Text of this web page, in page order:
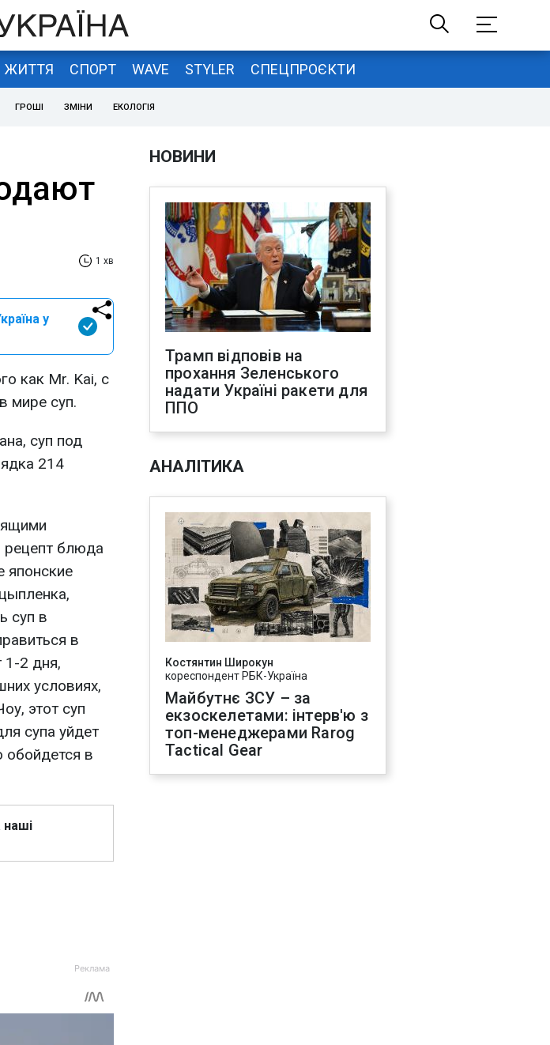
ЖИТТЯ СПОРТ WAVE STYLER СПЕЦПРОЄКТИ
ГРОШІ ЗМІНИ ЕКОЛОГІЯ
1 хв
у
как Mr. Kai, с
мире суп.
суп под
214
рецепт блюда
японские
суп в
в
1-2 дня,
условиях,
этот суп
супа уйдет
обойдется в
наші
НОВИНИ
Трамп відповів на
прохання Зеленського
надати Україні ракети для
ППО
АНАЛІТИКА
Костянтин Широкун
кореспондент РБК-Україна
Майбутнє ЗСУ – за
екзоскелетами: інтерв'ю з
топ-менеджерами Rarog
Tactical Gear